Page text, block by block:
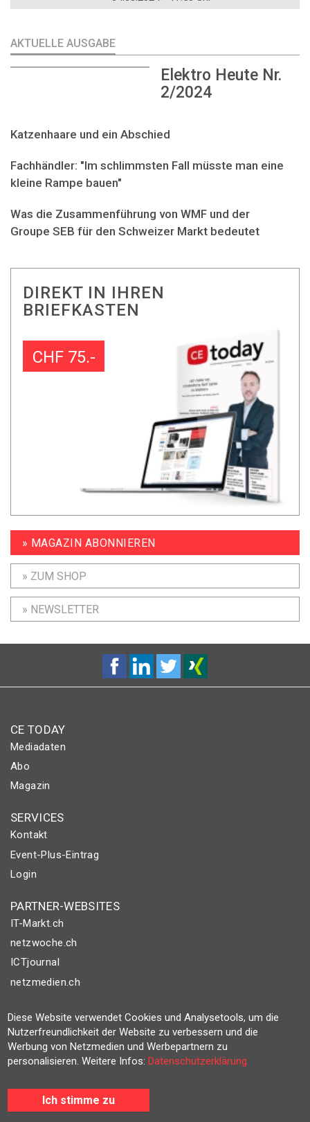
AKTUELLE AUSGABE
Elektro Heute Nr.
2/2024
Katzenhaare und ein Abschied
Fachhändler: "Im schlimmsten Fall müsste man eine
kleine Rampe bauen"
Was die Zusammenführung von WMF und der
Groupe SEB für den Schweizer Markt bedeutet
DIREKT IN IHREN
BRIEFKASTEN
CHF 75.-
» MAGAZIN ABONNIEREN
» ZUM SHOP
» NEWSLETTER
CE TODAY
Mediadaten
Abo
Magazin
SERVICES
Kontakt
Event-Plus-Eintrag
Login
PARTNER-WEBSITES
IT-Markt.ch
netzwoche.ch
ICTjournal
netzmedien.ch
© NETZMEDIEN AG 2026
Impressum
AGB
Datenschutzerklärung
Diese Website verwendet Cookies und Analysetools, um die
Nutzerfreundlichkeit der Website zu verbessern und die
Werbung von Netzmedien und Werbepartnern zu
personalisieren. Weitere Infos:Datenschutzerklärung
Ich stimme zu